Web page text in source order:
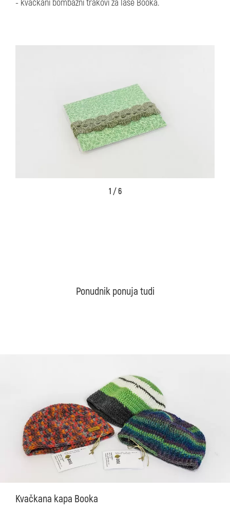
- kvačkani bombažni trakovi za lase Booka.
1 / 6
Ponudnik ponuja tudi
Kvačkana kapa Booka